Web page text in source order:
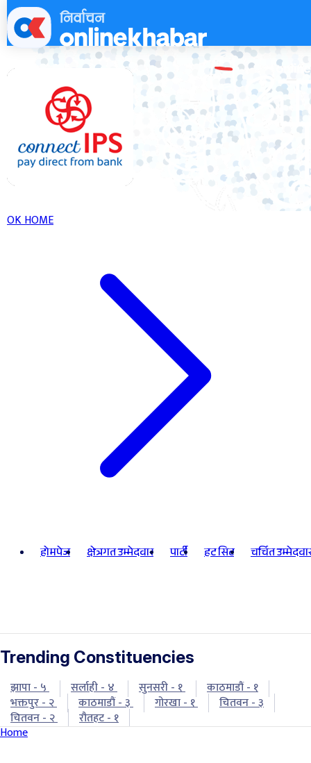
Skip
to
content
OK HOME
होमपेज क्षेत्रगत उम्मेदवार पार्टी हट सिट चर्चित
Trending Constituencies
झापा - ५ सर्लाही - ४ सुनसरी - १
काठमाडौं - १
भक्तपुर - २
काठमाडौं - ३ गोरखा - १
चितवन - ३
चितवन - २
रौतहट - १
Home